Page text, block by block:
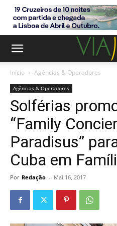
Início Agências & Operadores
Agências & Operadores
Solférias
“Family
Paradisus”
Cuba em
Por Redação - Mai 16, 2017